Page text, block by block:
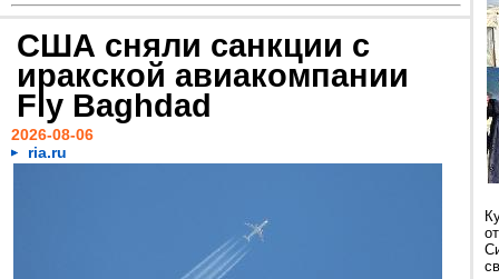
США сняли санкции с
иракской авиакомпании
Fly Baghdad
2026-08-06
ria.ru